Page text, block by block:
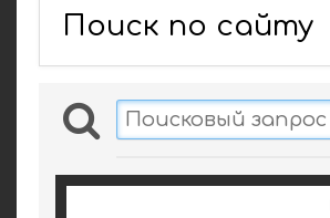
Поиск по сайту